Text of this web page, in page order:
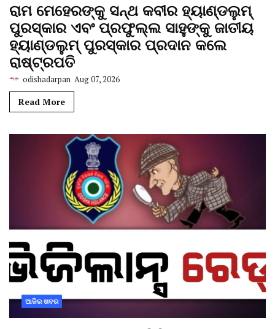
ରାମ ମେହେରଙ୍କୁ ସନ୍ଥ କବୀର ହ୍ୟାଣ୍ଡଲୁମ୍
ପୁରସ୍କାର ଏବଂ ପ୍ରଫୁଲ୍ଲ ସାହୁଙ୍କୁ ଜାତୀୟ
ହ୍ୟାଣ୍ଡଲୁମ୍ ପୁରସ୍କାର ପ୍ରଦାନ କଲେ
ରାଷ୍ଟ୍ରପତି
odishadarpan Aug 07, 2026
Read More
ଆଜିର ଖବର